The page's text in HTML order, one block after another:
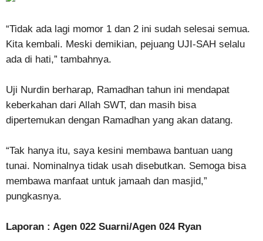
“Tidak ada lagi momor 1 dan 2 ini sudah selesai semua.
Kita kembali. Meski demikian, pejuang UJI-SAH selalu
ada di hati,” tambahnya.
Uji Nurdin berharap, Ramadhan tahun ini mendapat
keberkahan dari Allah SWT, dan masih bisa
dipertemukan dengan Ramadhan yang akan datang.
“Tak hanya itu, saya kesini membawa bantuan uang
tunai. Nominalnya tidak usah disebutkan. Semoga bisa
membawa manfaat untuk jamaah dan masjid,”
pungkasnya.
Laporan : Agen 022 Suarni/Agen 024 Ryan